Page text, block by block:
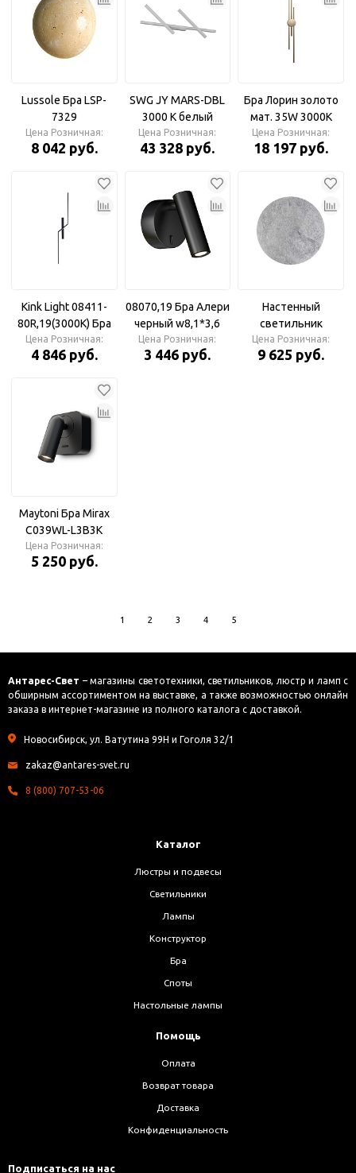
Lussole Бра LSP-
7329
Цена Розничная:
8 042 руб.
SWG JY MARS-DBL
3000 K белый
Настенный
светильник
Цена Розничная:
43 328 руб.
Бра Лорин золото
мат. 35W 3000K
Цена Розничная:
18 197 руб.
Kink Light 08411-
80R,19(3000K) Бра
Твист черный
(правое) w15*6 h80
Цена Розничная:
4 846 руб.
08070,19 Бра Алери
черный w8,1*3,6
h11 Led 3W (3000K)
Kink Light
Цена Розничная:
3 446 руб.
Настенный
светильник
LUNARIO 9W 3000K
серебряное
Цена Розничная:
9 625 руб.
Maytoni Бра Mirax
C039WL-L3B3K
Цена Розничная:
5 250 руб.
1 2 3 4 5
Антарес-Свет – магазины светотехники, светильников, люстр и ламп с
обширным ассортиментом на выставке, а также возможностью онлайн
заказа в интернет-магазине из полного каталога с доставкой.
Новосибирск, ул. Ватутина 99Н и Гоголя 32/1
zakaz@antares-svet.ru
8 (800) 707-53-06
Каталог
Люстры и подвесы
Светильники
Лампы
Конструктор
Бра
Споты
Настольные лампы
Помощь
Оплата
Возврат товара
Доставка
Конфиденциальность
Подписаться на нас